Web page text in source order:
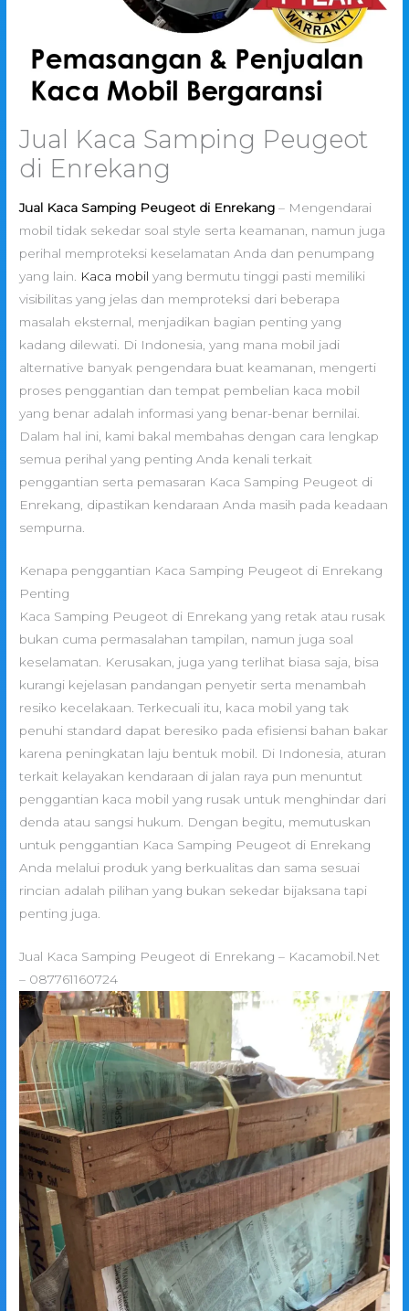
Jual Kaca Samping Peugeot
di Enrekang
Jual Kaca Samping Peugeot di Enrekang – Mengendarai
mobil tidak sekedar soal style serta keamanan, namun juga
perihal memproteksi keselamatan Anda dan penumpang
yang lain.
Kaca mobil yang bermutu tinggi pasti memiliki
visibilitas yang jelas dan memproteksi dari beberapa
masalah eksternal, menjadikan bagian penting yang
kadang dilewati. Di Indonesia, yang mana mobil jadi
alternative banyak pengendara buat keamanan, mengerti
proses penggantian dan tempat pembelian kaca mobil
yang benar adalah informasi yang benar-benar bernilai.
Dalam hal ini, kami bakal membahas dengan cara lengkap
semua perihal yang penting Anda kenali terkait
penggantian serta pemasaran Kaca Samping Peugeot di
Enrekang, dipastikan kendaraan Anda masih pada keadaan
sempurna.
Kenapa penggantian Kaca Samping Peugeot di Enrekang
Penting
Kaca Samping Peugeot di Enrekang yang retak atau rusak
bukan cuma permasalahan tampilan, namun juga soal
keselamatan. Kerusakan, juga yang terlihat biasa saja, bisa
kurangi kejelasan pandangan penyetir serta menambah
resiko kecelakaan. Terkecuali itu, kaca mobil yang tak
penuhi standard dapat beresiko pada efisiensi bahan bakar
karena peningkatan laju bentuk mobil. Di Indonesia, aturan
terkait kelayakan kendaraan di jalan raya pun menuntut
penggantian kaca mobil yang rusak untuk menghindar dari
denda atau sangsi hukum. Dengan begitu, memutuskan
untuk penggantian Kaca Samping Peugeot di Enrekang
Anda melalui produk yang berkualitas dan sama sesuai
rincian adalah pilihan yang bukan sekedar bijaksana tapi
penting juga.
Jual Kaca Samping Peugeot di Enrekang – Kacamobil.Net
– 087761160724